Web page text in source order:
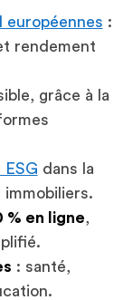
européennes :
rendement
grâce à la
dans la
% en ligne,
: santé,